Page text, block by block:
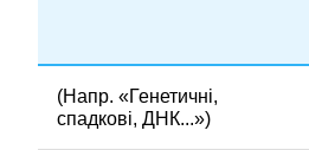
(Напр. «Генетичні,
спадкові, ДНК...»)